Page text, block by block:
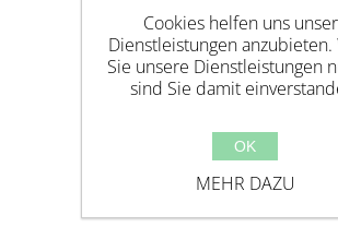
MINECRAFT
KUGELSCHREIBER MIT
TOPPER
Cookies helfen uns
Dienstleistungen anzubieten.
Sie unsere Dienstleistungen
sind Sie damit
OK
MEHR DAZU